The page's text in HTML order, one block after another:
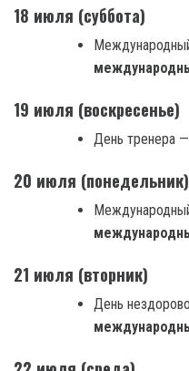
18 июля (суббота)
19 июля (воскресенье)
День тренера —
20 июля (понедельник)
21 июля (вторник)
День